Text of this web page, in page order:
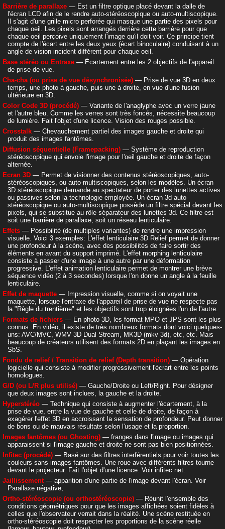
Barrière de parallaxe — Est un filtre optique placé devant la dalle de
l'écran LCD afin de le rendre auto-stéréoscopique ou auto-multiscopique.
Il s'agit d'une grille micro perforée qui masque une partie des pixels pour
chaque oeil. Les pixels sont arrangés derrière cette barrière pour que
chaque oeil perçoive uniquement l'image qu'il doit voir. Ce principe tient
compte de l'écart entre les deux yeux (écart binoculaire) conduisant à un
angle de vision incident différent pour chaque oeil.
Base stéréo ou Entraxe — Écartement entre les 2 objectifs de l'appareil
de prise de vue.
Cha-cha (ou prise de vue désynchronisée) — Prise de vue 3D en deux
temps, une photo à gauche, puis une à droite, en vue d'une fusion
ultérieure en 3D.
Color Code 3D (procédé) — Variante de l'anaglyphe avec un verre jaune
et l'autre bleu. Comme les verres sont très foncés, nécessite beaucoup
de lumière. Fait l'objet d'une licence. Vision des rouges possible.
Crosstalk — Chevauchement partiel des images gauche et droite qui
produit des images fantômes.
Diffusion séquentielle (Framepacking) — Système de reproduction
stéréoscopique qui envoie l'image pour l'oeil gauche et droite de façon
alternée.
Ecran 3D — Permet de visionner des contenus stéréoscopiques, auto-
stéréoscopiques, ou auto-multiscopiques, selon les modèles. Un écran
3D stéréoscopique demande au spectateur de porter des lunettes actives
ou passives selon la technologie employée. Un écran 3d auto-
stéréoscopique ou auto-multiscopique possède un filtre spécial devant les
pixels, qui se substitue au rôle séparateur des lunettes 3d. Ce filtre est
soit une barrière de parallaxe, soit un réseau lenticulaire.
Effets — Possibilité (de multiples variantes) de rendre une impression
visuelle. Voici 3 exemples: L'effet lenticulaire 3D Relief permet de donner
une profondeur à la scène, avec des possibilités de faire sortir des
éléments en avant du support imprimé. L'effet morphing lenticulaire
consiste à passer d'une image à une autre par une déformation
progressive. L'effet animation lenticulaire permet de montrer une brève
séquence vidéo (2 à 3 secondes) lorsque l'on donne un angle à la feuille
lenticulaire.
Effet de maquette — Impression visuelle, comme si on voyait une
maquette, lorsque l'entraxe de l'appareil de prise de vue ne respecte pas
la "Règle du trentième" et les objectifs sont trop éloignées l'un de l'autre.
Formats de fichiers — En photo 3D, les format MPO et JPS sont les plus
connus. En vidéo, il existe de très nombreux formats dont voici quelques-
uns: AVC/MVC, WMV 3D Dual Stream, MK3D (mkv 3d), etc, etc. Mais
beaucoup de créateurs utilisent des formats 2D en plaçant les images en
SbS.
Fondu de relief / Transition de relief (Depth transition) — Opération
logicielle qui consiste à modifier progressivement l'écrart entre les points
homologues.
G/D (ou L/R plus utilisé) — Gauche/Droite ou Left/Right. Pour désigner
que deux images sont inclues, la gauche et la droite.
Hyperstéréo — Technique qui consiste à augmenter l'écartement, à la
prise de vue, entre la vue de gauche et celle de droite, de façon à
exagérer l'effet 3D en accroissant la sensation de profondeur. Peut donner
de bons ou de mauvais résultats selon l'usage et la proportion.
Images fantômes (ou Ghosting) — franges dans l'image ou images qui
apparaissent si l'image gauche et droite ne sont pas bien positionnées.
Infitec (procédé) — Basé sur des filtres interférentiels pour voir toutes les
couleurs sans images fantômes. Une roue avec différents filtres tourne
devant le projecteur. Fait l'objet d'une licence. Voir infitec.net.
Jaillissement — apparition d'une partie de l'image devant l'écran. Voir
Parallaxe négative,
Ortho-stéréoscopie (ou orthostéréoscopie) — Réunit l'ensemble des
conditions géométriques pour que les images affichées soient fidèles à
celles que l'observateur verrait dans la réalité. Une scène restituée en
ortho-stéréoscopie doit respecter les proportions de la scène réelle